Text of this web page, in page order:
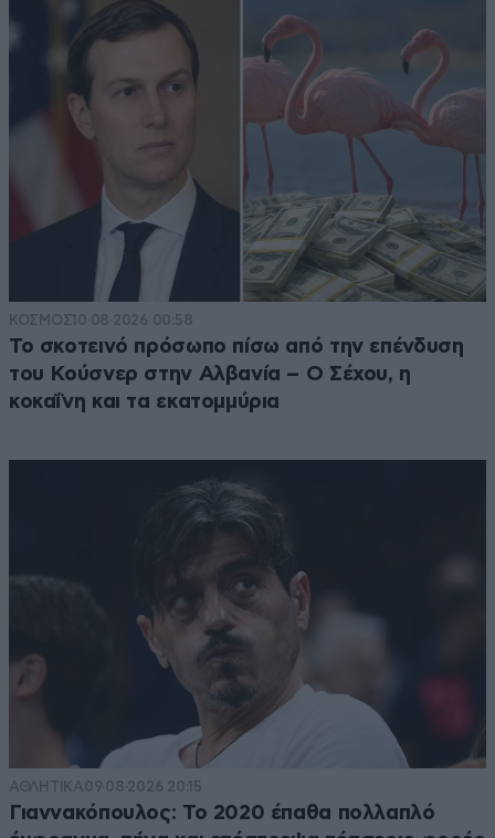
ΚΟΣΜΟΣ10·08·2026 00:58
Το σκοτεινό πρόσωπο πίσω από την επένδυση
του Κούσνερ στην Αλβανία – Ο Σέχου, η
κοκαΐνη και τα εκατομμύρια
ΑΘΛΗΤΙΚΑ09·08·2026 20:15
Γιαννακόπουλος: Το 2020 έπαθα πολλαπλό